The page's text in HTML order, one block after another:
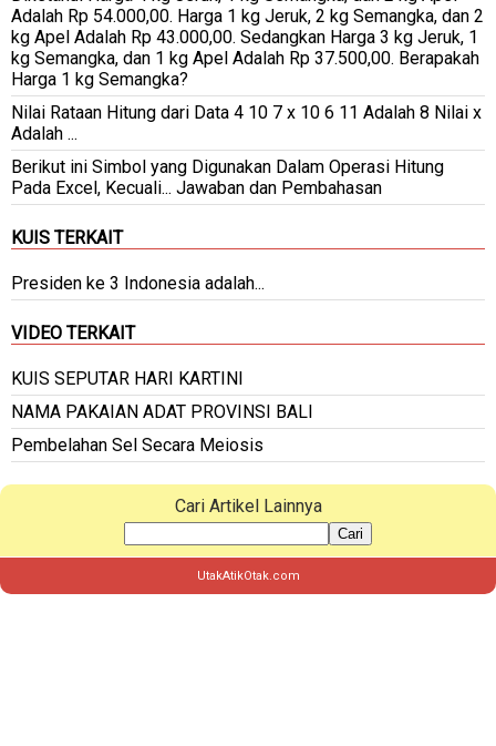
Adalah Rp 54.000,00. Harga 1 kg Jeruk, 2 kg Semangka, dan 2
kg Apel Adalah Rp 43.000,00. Sedangkan Harga 3 kg Jeruk, 1
kg Semangka, dan 1 kg Apel Adalah Rp 37.500,00. Berapakah
Harga 1 kg Semangka?
Nilai Rataan Hitung dari Data 4 10 7 x 10 6 11 Adalah 8 Nilai x
Adalah ...
Berikut ini Simbol yang Digunakan Dalam Operasi Hitung
Pada Excel, Kecuali... Jawaban dan Pembahasan
KUIS TERKAIT
Presiden ke 3 Indonesia adalah...
VIDEO TERKAIT
KUIS SEPUTAR HARI KARTINI
NAMA PAKAIAN ADAT PROVINSI BALI
Pembelahan Sel Secara Meiosis
Cari Artikel Lainnya
Cari
UtakAtikOtak.com